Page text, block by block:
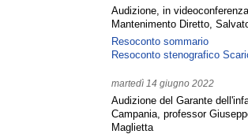
Audizione, in
Mantenimento Diretto,
Resoconto sommario
Resoconto stenografico
martedì 14 giugno 2022
Audizione del Garante
Campania, professor
Maglietta